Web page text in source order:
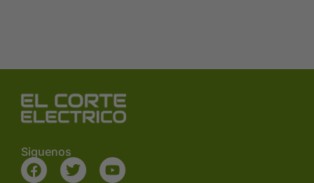
Siguenos